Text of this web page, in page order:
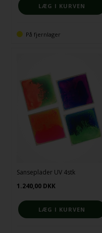
På fjernlager
Sanseplader UV 4stk
1.240,00 DKK